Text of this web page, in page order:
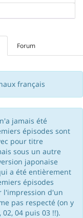
Forum
français
jamais été
épisodes sont
pour titre
sous un autre
japonaise
a été entièrement
épisodes
l'impression d'un
pas respecté (on y
04 puis 03 !!).